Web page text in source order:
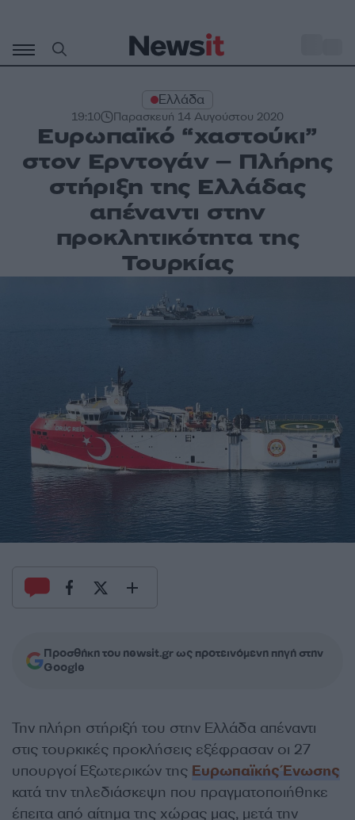
περιεχόμενο
Ελλάδα
19:10 Παρασκευή 14 Αυγούστου 2020
Ευρωπαϊκό “χαστούκι”
στον Ερντογάν – Πλήρης
στήριξη της Ελλάδας
απέναντι στην
προκλητικότητα της
Τουρκίας
Προσθήκη του newsit.gr ως προτεινόμενη πηγή στην
Google
Την πλήρη στήριξή του στην Ελλάδα απέναντι
στις τουρκικές προκλήσεις εξέφρασαν οι 27
υπουργοί Εξωτερικών της Ευρωπαϊκής Ένωσης
κατά την τηλεδιάσκεψη που πραγματοποιήθηκε
έπειτα από αίτημα της χώρας μας, μετά την